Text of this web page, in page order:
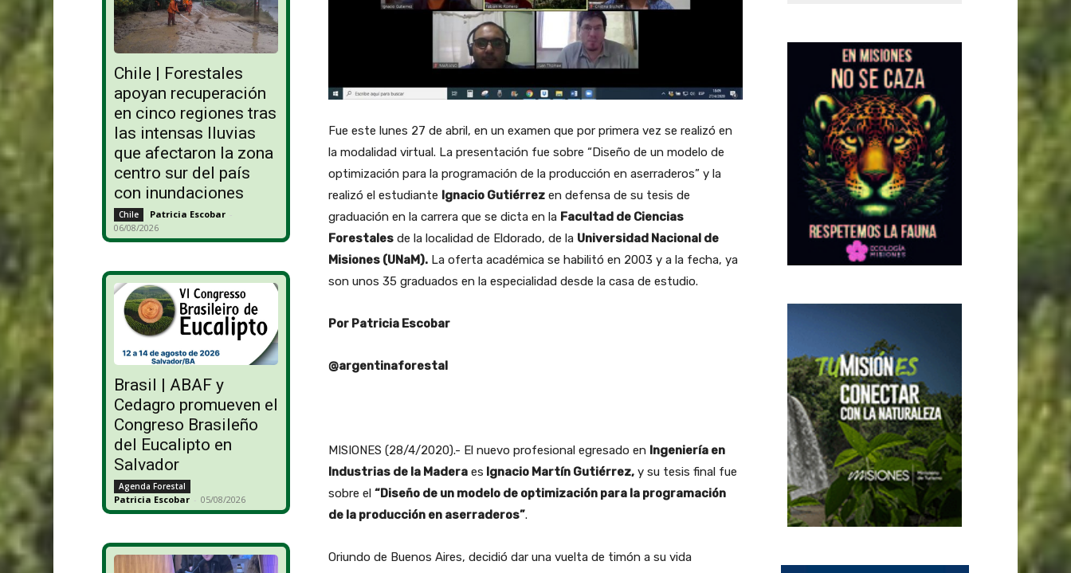
Chile | Forestales
apoyan recuperación
en cinco regiones tras
las intensas lluvias
que afectaron la zona
centro sur del país
con inundaciones
Chile Patricia Escobar -
06/08/2026
Brasil | ABAF y
Cedagro promueven el
Congreso Brasileño
del Eucalipto en
Salvador
Agenda Forestal
Patricia Escobar - 05/08/2026
Fue este lunes 27 de abril, en un examen que por primera vez se realizó en
la modalidad virtual. La presentación fue sobre “Diseño de un modelo de
optimización para la programación de la producción en aserraderos” y la
realizó el estudiante Ignacio Gutiérrez​en defensa de su tesis de
graduación en la carrera que se dicta en la Facultad de Ciencias
Forestalesde la localidad de Eldorado, de la Universidad Nacional de
Misiones (UNaM).La oferta académica se habilitó en 2003 y a la fecha, ya
son unos 35 graduados en la especialidad desde la casa de estudio.
Por Patricia Escobar
@argentinaforestal
MISIONES (28/4/2020).- El nuevo profesional egresado en Ingeniería en
Industrias de la Maderaes Ignacio Martín Gutiérrez,y su tesis final fue
sobre el “Diseño de un modelo de optimización para la programación
de la producción en aserraderos”.
Oriundo de Buenos Aires, decidió dar una vuelta de timón a su vida